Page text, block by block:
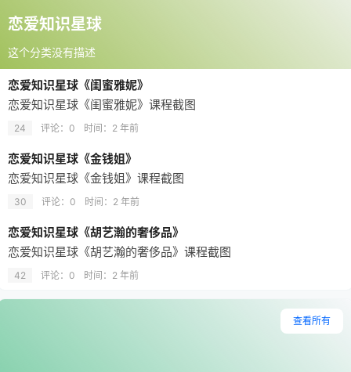
恋爱知识星球
这个分类没有描述
恋爱知识星球《闺蜜雅妮》
恋爱知识星球《闺蜜雅妮》课程截图
24 评论：0 时间： 2 年前
恋爱知识星球《金钱姐》
恋爱知识星球《金钱姐》课程截图
30 评论：0 时间： 2 年前
恋爱知识星球《胡艺瀚的奢侈品》
恋爱知识星球《胡艺瀚的奢侈品》课程截图
42 评论：0 时间： 2 年前
查看所有